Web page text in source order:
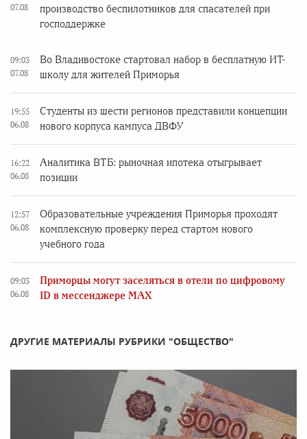
07.08
производство беспилотников для спасателей при
господдержке
09:03
07.08
Во Владивостоке стартовал набор в бесплатную ИТ-
школу для жителей Приморья
19:55
06.08
Студенты из шести регионов представили концепции
нового корпуса кампуса ДВФУ
16:22
06.08
Аналитика ВТБ: рыночная ипотека отыгрывает
позиции
12:57
06.08
Образовательные учреждения Приморья проходят
комплексную проверку перед стартом нового
учебного года
09:03
06.08
Приморцы могут заселяться в отели по цифровому
ID в мессенджере MAX
ДРУГИЕ МАТЕРИАЛЫ РУБРИКИ "ОБЩЕСТВО"